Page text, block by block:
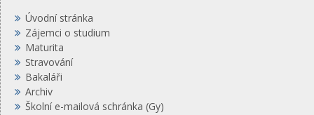
Úvodní stránka
Zájemci o studium
Maturita
Stravování
Bakaláři
Archiv
Školní e-mailová schránka (Gy)